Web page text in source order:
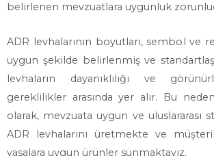
belirlenen mevzuatlara uygunluk
ADR levhalarının boyutları, sembol ve
uygun şekilde belirlenmiş ve
levhaların dayanıklılığı ve
gereklilikler arasında yer alır. Bu
olarak, mevzuata uygun ve uluslararası
ADR levhalarını üretmekte ve
yasalara uygun ürünler sunmaktayız.